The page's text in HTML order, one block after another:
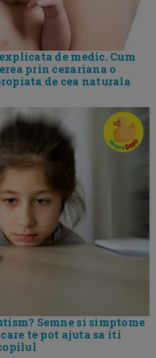
de medic. Cum
prin cezariana o
de cea naturala
Semne si simptome
te pot ajuta sa iti